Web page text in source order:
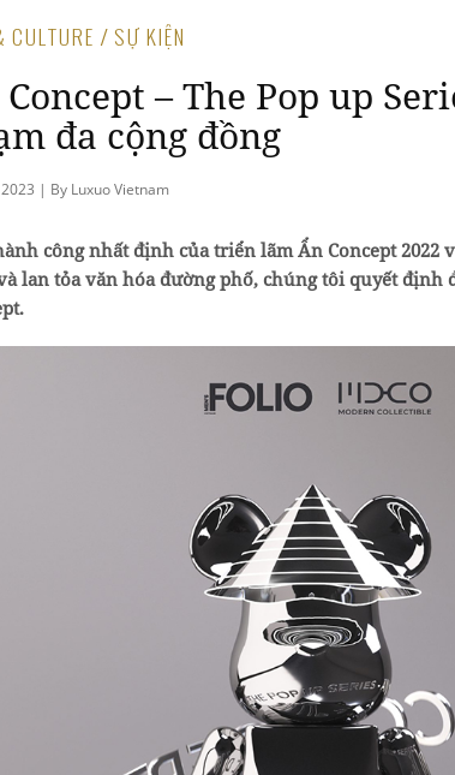
CULTURE / SỰ KIỆN
– The Pop up
đa cộng đồng
| By Luxuo Vietnam
công nhất định của triển lãm Ẩn Concept 2022
lan tỏa văn hóa đường phố, chúng tôi quyết định